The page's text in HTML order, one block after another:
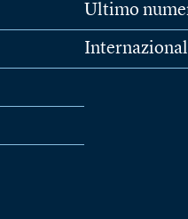
Ultimo